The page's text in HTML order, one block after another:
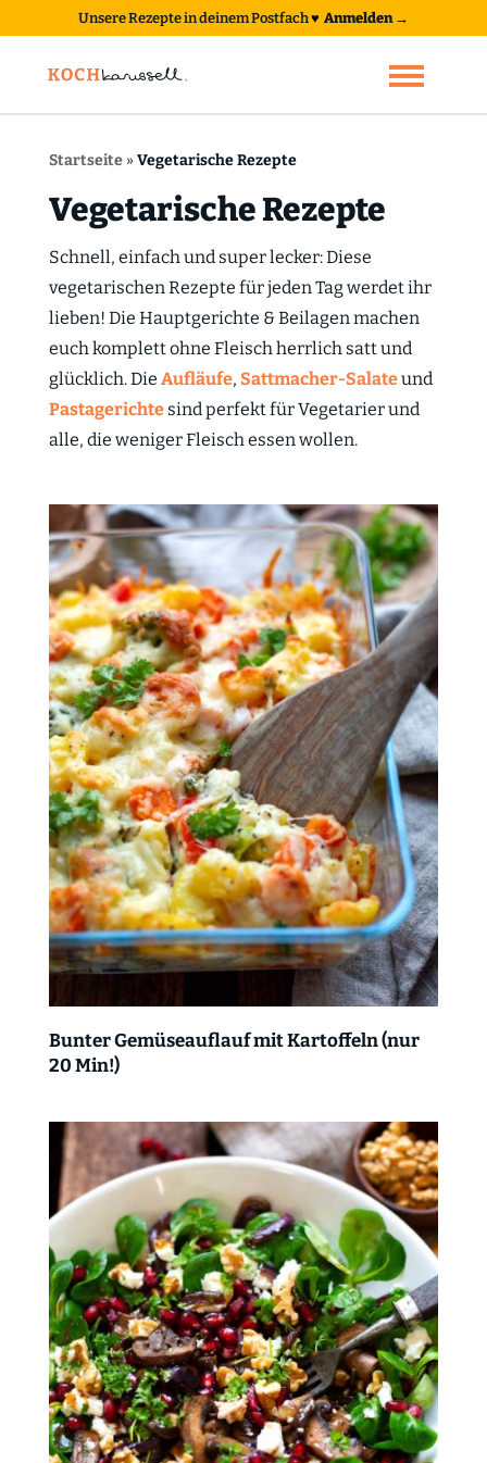
Unsere Rezepte in deinem Postfach♥ Anmelden →
Startseite»Vegetarische Rezepte
Vegetarische Rezepte
Schnell, einfach und super lecker: Diese
vegetarischen Rezepte für jeden Tag werdet ihr
lieben! Die Hauptgerichte & Beilagen machen
euch komplett ohne Fleisch herrlich satt und
glücklich. Die Aufläufe, Sattmacher-Salateund
Pastagerichte sind perfekt für Vegetarier und
alle, die weniger Fleisch essen wollen.
Bunter Gemüseauflauf mit Kartoffeln (nur
20 Min!)